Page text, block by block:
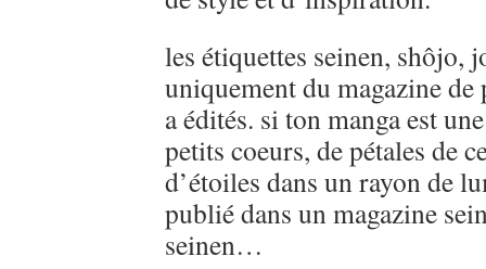
les étiquettes seinen, shôjo,
uniquement du magazine
a édités. si ton manga est
petits coeurs, de pétales de
d’étoiles dans un rayon de
publié dans un magazine
seinen…